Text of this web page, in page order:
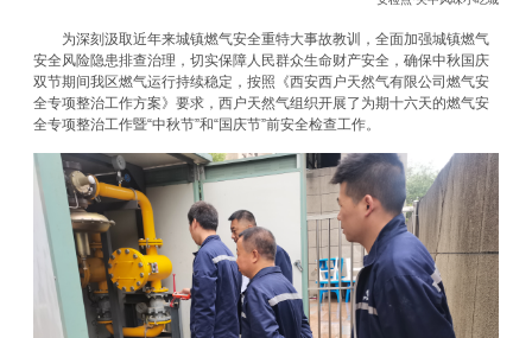
为深刻汲取近年来城镇燃气安全重特大事故教训，全面加强城镇燃气
安全风险隐患排查治理，切实保障人民群众生命财产安全，确保中秋国庆
双节期间我区燃气运行持续稳定，按照《西安西户天然气有限公司燃气安
全专项整治工作方案》要求，西户天然气组织开展了为期十六天的燃气安
全专项整治工作暨“中秋节”和“国庆节”前安全检查工作。